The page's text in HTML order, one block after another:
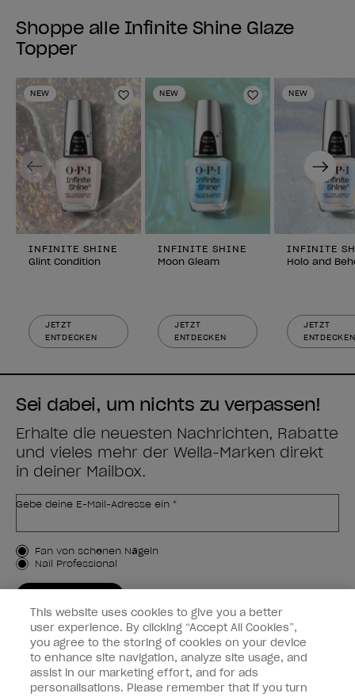
Shoppe alle Infinite Shine Glaze
Topper
NEW
Zur Wunschliste hinzufügen
INFINITE SHINE
Glint Condition
JETZT
ENTDECKEN
NEW
Zur
INFINITE SHINE
Moon Gleam
JETZT
ENTDECKEN
NEW
INFINITE
Holo and
JETZT
ENTDECKEN
Previous Next
Sei dabei, um nichts zu verpassen!
Erhalte die neuesten Nachrichten, Rabatte
und vieles mehr der Wella-Marken direkt
in deiner Mailbox.
Gebe deine E-Mail-Adresse ein *
Kundenart
Fan von schönen Nägeln
Nail Professional
Kundeninformationen
Vernetzen
This website uses cookies to give you a better
user experience. By clicking “Accept All Cookies”,
you agree to the storing of cookies on your device
to enhance site navigation, analyze site usage, and
assist in our marketing effort, and for ads
personalisations. Please remember that if you turn